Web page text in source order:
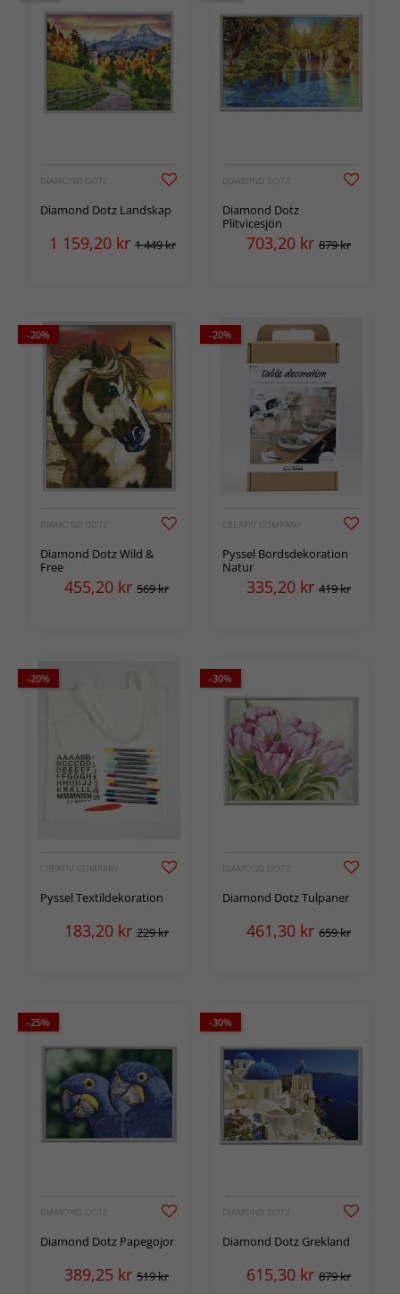
DIAMOND DOTZ
Diamond Dotz Landskap
1 159,20 kr 1 449 kr
DIAMOND DOTZ
Diamond Dotz
Plitvicesjön
703,20 kr 879 kr
-20%
DIAMOND DOTZ
Diamond Dotz Wild &
Free
455,20 kr 569 kr
-20%
CREATIV COMPANY
Pyssel Bordsdekoration
Natur
335,20 kr 419 kr
-20%
CREATIV COMPANY
Pyssel Textildekoration
183,20 kr 229 kr
-30%
DIAMOND DOTZ
Diamond Dotz Tulpaner
461,30 kr 659 kr
-25%
DIAMOND DOTZ
Diamond Dotz Papegojor
389,25 kr 519 kr
-30%
DIAMOND DOTZ
Diamond Dotz Grekland
615,30 kr 879 kr